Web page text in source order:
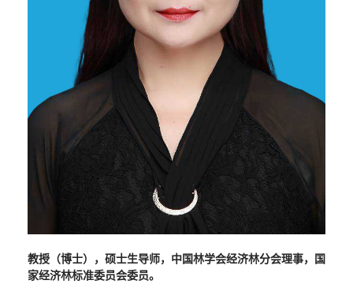
教授（博士），硕士生导师，中国林学会经济林分会理事，国
家经济林标准委员会委员。